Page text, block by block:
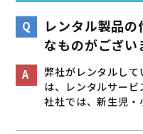
レンタル製品
なものがござい
弊社がレンタルして
は、レンタルサー
社社では、新生児